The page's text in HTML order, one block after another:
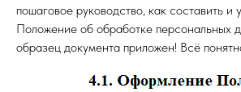
пошаговое руководство, как составить и
Положение об обработке персональных
образец документа приложен! Всё